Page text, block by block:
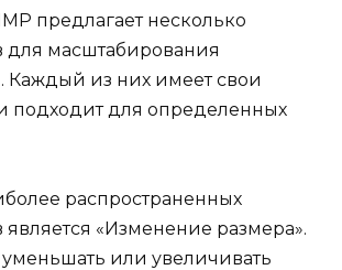
предлагает несколько
для масштабирования
Каждый из них имеет свои
подходит для определенных
распространенных
является «Изменение размера».
или увеличивать